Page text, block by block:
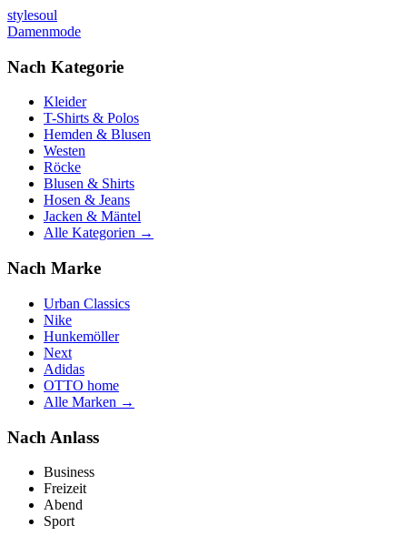
stylesoul
Damenmode
Nach Kategorie
Kleider
T-Shirts & Polos
Hemden & Blusen
Westen
Röcke
Blusen & Shirts
Hosen & Jeans
Jacken & Mäntel
Alle Kategorien →
Nach Marke
Urban Classics
Nike
Hunkemöller
Next
Adidas
OTTO home
Alle Marken →
Nach Anlass
Business
Freizeit
Abend
Sport